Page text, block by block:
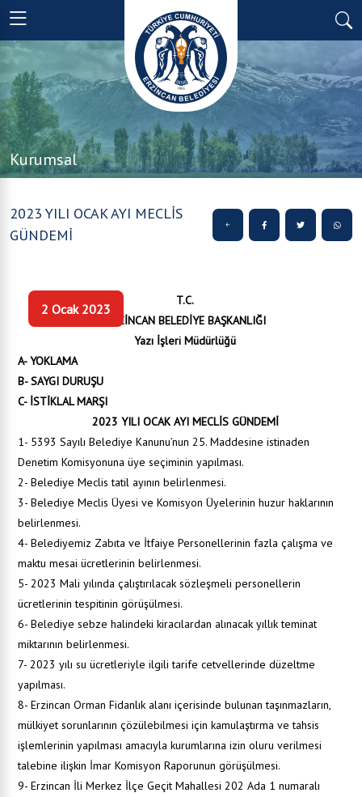
Kurumsal
2023 YILI OCAK AYI MECLİS
GÜNDEMİ
2 Ocak 2023
T.C.
ERZİNCAN BELEDİYE BAŞKANLIĞI
Yazı İşleri Müdürlüğü
A- YOKLAMA
B- SAYGI DURUŞU
C- İSTİKLAL MARŞI
2023 YILI OCAK AYI MECLİS GÜNDEMİ
1- 5393 Sayılı Belediye Kanunu’nun 25. Maddesine istinaden
Denetim Komisyonuna üye seçiminin yapılması.
2- Belediye Meclis tatil ayının belirlenmesi.
3- Belediye Meclis Üyesi ve Komisyon Üyelerinin huzur haklarının
belirlenmesi.
4- Belediyemiz Zabıta ve İtfaiye Personellerinin fazla çalışma ve
maktu mesai ücretlerinin belirlenmesi.
5- 2023 Mali yılında çalıştırılacak sözleşmeli personellerin
ücretlerinin tespitinin görüşülmesi.
6- Belediye sebze halindeki kiracılardan alınacak yıllık teminat
miktarının belirlenmesi.
7- 2023 yılı su ücretleriyle ilgili tarife cetvellerinde düzeltme
yapılması.
8- Erzincan Orman Fidanlık alanı içerisinde bulunan taşınmazların,
mülkiyet sorunlarının çözülebilmesi için kamulaştırma ve tahsis
işlemlerinin yapılması amacıyla kurumlarına izin oluru verilmesi
talebine ilişkin İmar Komisyon Raporunun görüşülmesi.
9- Erzincan İli Merkez İlçe Geçit Mahallesi 202 Ada 1 numaralı